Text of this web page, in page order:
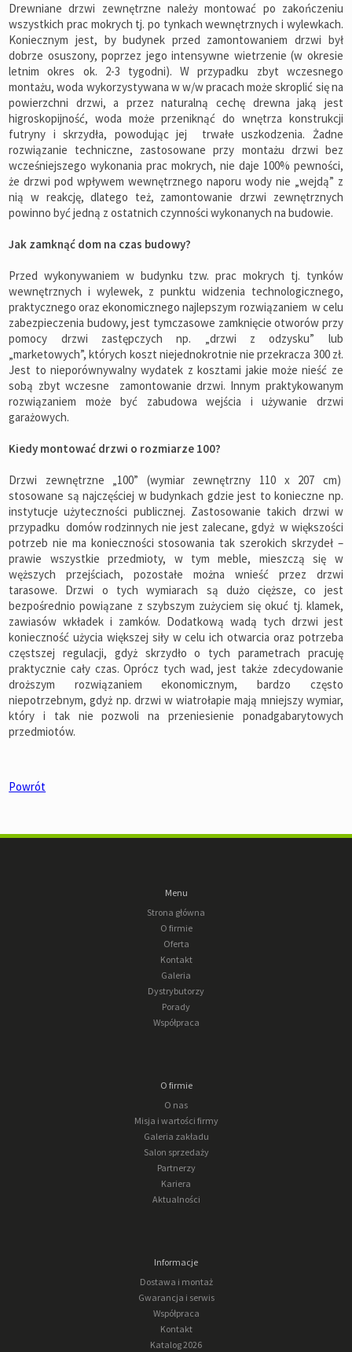
Drewniane drzwi zewnętrzne należy montować po zakończeniu
wszystkich prac mokrych tj. po tynkach wewnętrznych i wylewkach.
Koniecznym jest, by budynek przed zamontowaniem drzwi był
dobrze osuszony, poprzez jego intensywne wietrzenie (w okresie
letnim okres ok. 2-3 tygodni). W przypadku zbyt wczesnego
montażu, woda wykorzystywana w w/w pracach może skroplić się na
powierzchni drzwi, a przez naturalną cechę drewna jaką jest
higroskopijność, woda może przeniknąć do wnętrza konstrukcji
futryny i skrzydła, powodując jej trwałe uszkodzenia. Żadne
rozwiązanie techniczne, zastosowane przy montażu drzwi bez
wcześniejszego wykonania prac mokrych, nie daje 100% pewności,
że drzwi pod wpływem wewnętrznego naporu wody nie „wejdą” z
nią w reakcję, dlatego też, zamontowanie drzwi zewnętrznych
powinno być jedną z ostatnich czynności wykonanych na budowie.
Jak zamknąć dom na czas budowy?
Przed wykonywaniem w budynku tzw. prac mokrych tj. tynków
wewnętrznych i wylewek, z punktu widzenia technologicznego,
praktycznego oraz ekonomicznego najlepszym rozwiązaniem w celu
zabezpieczenia budowy, jest tymczasowe zamknięcie otworów przy
pomocy drzwi zastępczych np. „drzwi z odzysku” lub
„marketowych”, których koszt niejednokrotnie nie przekracza 300 zł.
Jest to nieporównywalny wydatek z kosztami jakie może nieść ze
sobą zbyt wczesne zamontowanie drzwi. Innym praktykowanym
rozwiązaniem może być zabudowa wejścia i używanie drzwi
garażowych.
Kiedy montować drzwi o rozmiarze 100?
Drzwi zewnętrzne „100” (wymiar zewnętrzny 110 x 207 cm)
stosowane są najczęściej w budynkach gdzie jest to konieczne np.
instytucje użyteczności publicznej. Zastosowanie takich drzwi w
przypadku domów rodzinnych nie jest zalecane, gdyż w większości
potrzeb nie ma konieczności stosowania tak szerokich skrzydeł –
prawie wszystkie przedmioty, w tym meble, mieszczą się w
węższych przejściach, pozostałe można wnieść przez drzwi
tarasowe. Drzwi o tych wymiarach są dużo cięższe, co jest
bezpośrednio powiązane z szybszym zużyciem się okuć tj. klamek,
zawiasów wkładek i zamków. Dodatkową wadą tych drzwi jest
konieczność użycia większej siły w celu ich otwarcia oraz potrzeba
częstszej regulacji, gdyż skrzydło o tych parametrach pracuję
praktycznie cały czas. Oprócz tych wad, jest także zdecydowanie
droższym rozwiązaniem ekonomicznym, bardzo często
niepotrzebnym, gdyż np. drzwi w wiatrołapie mają mniejszy wymiar,
który i tak nie pozwoli na przeniesienie ponadgabarytowych
przedmiotów.
Powrót
Menu
Strona główna
O firmie
Oferta
Kontakt
Galeria
Dystrybutorzy
Porady
Współpraca
O firmie
O nas
Misja i wartości firmy
Galeria zakładu
Salon sprzedaży
Partnerzy
Kariera
Aktualności
Informacje
Dostawa i montaż
Gwarancja i serwis
Współpraca
Kontakt
Katalog 2026